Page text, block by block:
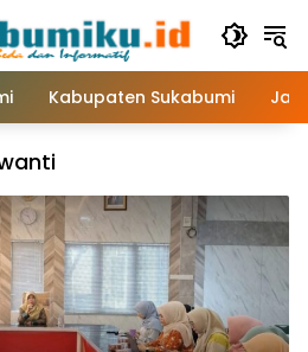
Kabupaten Sukabumi